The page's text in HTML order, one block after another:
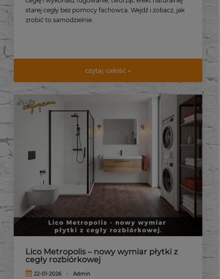
problemu przygotujesz ścianę lub elewację, przykleisz
cegłę i wykonasz fugowanie, tworząc efekt naturalnej
starej cegły bez pomocy fachowca. Wejdź i zobacz, jak
czytaj całość »
Lico Metropolis – nowy wymiar płytki z
cegły rozbiórkowej